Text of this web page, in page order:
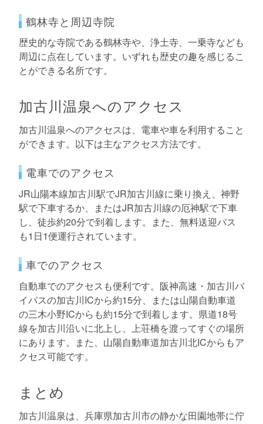
鶴林寺と周辺寺院
歴史的な寺院である鶴林寺や、浄土寺、一乗寺なども
周辺に点在しています。いずれも歴史の趣を感じるこ
とができる名所です。
加古川温泉へのアクセス
加古川温泉へのアクセスは、電車や車を利用すること
ができます。以下は主なアクセス方法です。
電車でのアクセス
JR山陽本線加古川駅でJR加古川線に乗り換え、神野
駅で下車するか、またはJR加古川線の厄神駅で下車
し、徒歩約20分で到着します。また、無料送迎バス
も1日1便運行されています。
車でのアクセス
自動車でのアクセスも便利です。阪神高速・加古川バ
イパスの加古川ICから約15分、または山陽自動車道
の三木小野ICからも約15分で到着します。県道18号
線を加古川沿いに北上し、上荘橋を渡ってすぐの場所
にあります。また、山陽自動車道加古川北ICからもア
クセス可能です。
まとめ
加古川温泉は、兵庫県加古川市の静かな田園地帯に佇